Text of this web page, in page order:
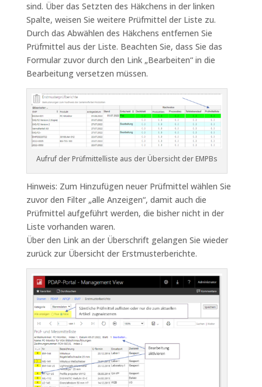
sind. Über das Setzten des Häkchens in der linken
Spalte, weisen Sie weitere Prüfmittel der Liste zu.
Durch das Abwählen des Häkchens entfernen Sie
Prüfmittel aus der Liste. Beachten Sie, dass Sie das
Formular zuvor durch den Link „Bearbeiten“ in die
Bearbeitung versetzen müssen.
Aufruf der Prüfmittelliste aus der Übersicht der EMPBs
Hinweis: Zum Hinzufügen neuer Prüfmittel wählen Sie
zuvor den Filter „alle Anzeigen“, damit auch die
Prüfmittel aufgeführt werden, die bisher nicht in der
Liste vorhanden waren.
Über den Link an der Überschrift gelangen Sie wieder
zurück zur Übersicht der Erstmusterberichte.